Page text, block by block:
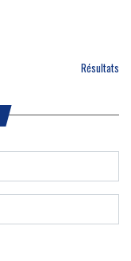
Résultats